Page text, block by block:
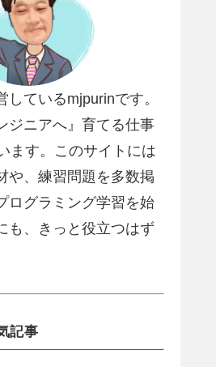
しているmjpurinです。
ジニアへ』育てる仕事
ます。このサイトには
や、練習問題を多数掲
ログラミング学習を始
も、きっと役立つはず
記事